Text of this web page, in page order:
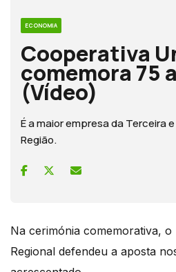
ECONOMIA
Cooperativa
comemora 75
(Vídeo)
É a maior empresa da Terceira
Região.
Na cerimónia comemorativa,
Regional defendeu a aposta